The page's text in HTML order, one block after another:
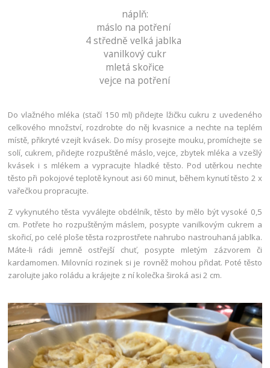
náplň:
máslo na potření
4 středně velká jablka
vanilkový cukr
mletá skořice
vejce na potření
Do vlažného mléka (stačí 150 ml) přidejte lžičku cukru z uvedeného
celkového množství, rozdrobte do něj kvasnice a nechte na teplém
místě, přikryté vzejít kvásek. Do mísy prosejte mouku, promíchejte se
solí, cukrem, přidejte rozpuštěné máslo, vejce, zbytek mléka a vzešlý
kvásek i s mlékem a vypracujte hladké těsto. Pod utěrkou nechte
těsto při pokojové teplotě kynout asi 60 minut, během kynutí těsto 2 x
vařečkou propracujte.
Z vykynutého těsta vyválejte obdélník, těsto by mělo být vysoké 0,5
cm. Potřete ho rozpuštěným máslem, posypte vanilkovým cukrem a
skořicí, po celé ploše těsta rozprostřete nahrubo nastrouhaná jablka.
Máte-li rádi jemně ostřejší chuť, posypte mletým zázvorem či
kardamomen. Milovníci rozinek si je rovněž mohou přidat. Poté těsto
zarolujte jako roládu a krájejte z ní kolečka široká asi 2 cm.